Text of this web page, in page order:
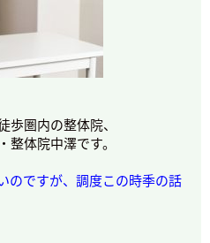
圏内の整体院、
体院中澤です。
のですが、調度この時季の話